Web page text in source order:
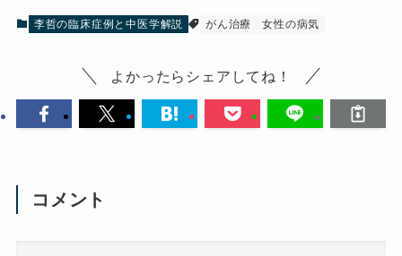
李哲の臨床症例と中医学解説 がん治療 女性の病気
よかったらシェアしてね！
コメント